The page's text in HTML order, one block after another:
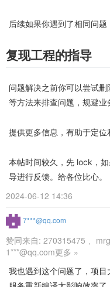
后续如果你遇到了相同问题
复现工程的指导
问题解决之前你可以尝试
等方法来排查问题，规避业
提供更多信息，有助于定位
本帖时间较久，先 lock，
导进行反馈。给各位比心。
2024-06-12 14:36
7***@qq.com
赞同来自: 270315475
1***@qq.com更多 »
我也遇到这个问题了，项